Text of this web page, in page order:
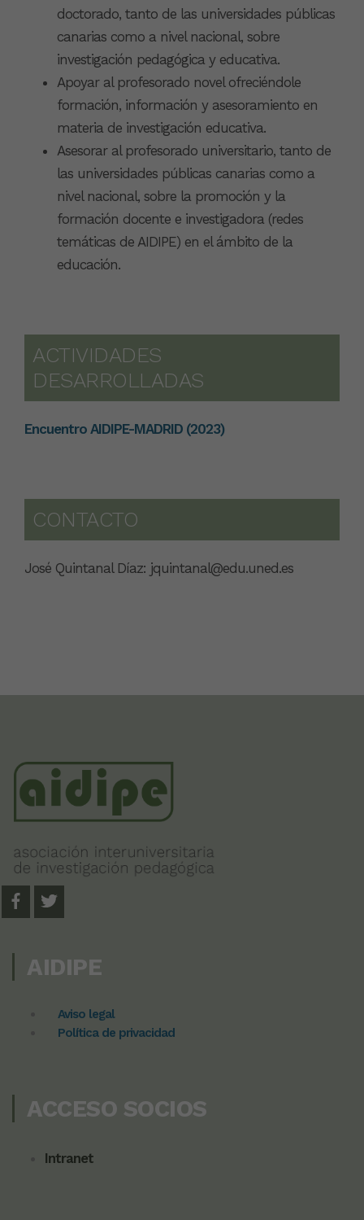
doctorado, tanto de las universidades públicas
canarias como a nivel nacional, sobre
investigación pedagógica y educativa.
Apoyar al profesorado novel ofreciéndole
formación, información y asesoramiento en
materia de investigación educativa.
Asesorar al profesorado universitario, tanto de
las universidades públicas canarias como a
nivel nacional, sobre la promoción y la
formación docente e investigadora (redes
temáticas de AIDIPE) en el ámbito de la
educación.
ACTIVIDADES
DESARROLLADAS
Encuentro AIDIPE-MADRID (2023)
CONTACTO
José Quintanal Díaz: jquintanal@edu.uned.es
AIDIPE
Aviso legal
Política de privacidad
ACCESO SOCIOS
Intranet